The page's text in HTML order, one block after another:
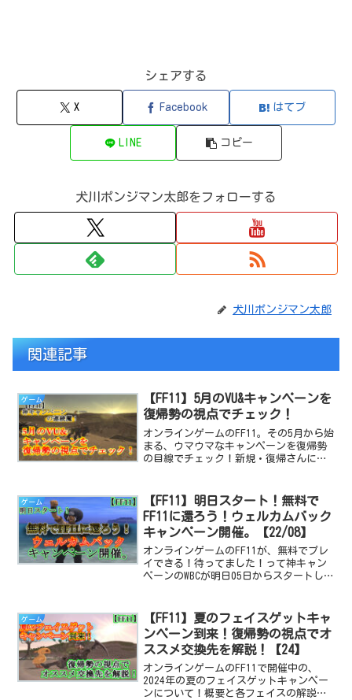
シェアする
X Facebook はてブ
LINE コピー
犬川ポンジマン太郎をフォローする
犬川ポンジマン太郎
関連記事
ゲーム
【FF11】5月のVU&キャンペーンを
復帰勢の視点でチェック！
オンラインゲームのFF11。その5月から始
まる、ウマウマなキャンペーンを復帰勢
の目線でチェック！新規・復帰さんにと
ゲーム
【FF11】明日スタート！無料で
FF11に還ろう！ウェルカムバック
キャンペーン開催。【22/08】
オンラインゲームのFF11が、無料でプレ
イできる！待ってました！って神キャン
ペーンのWBCが明日05日からスタートしま
ゲーム
【FF11】夏のフェイスゲットキャ
ンペーン到来！復帰勢の視点でオ
ススメ交換先を解説！【24】
オンラインゲームのFF11で開催中の、
2024年の夏のフェイスゲットキャンペー
ンについて！概要と各フェイスの解説